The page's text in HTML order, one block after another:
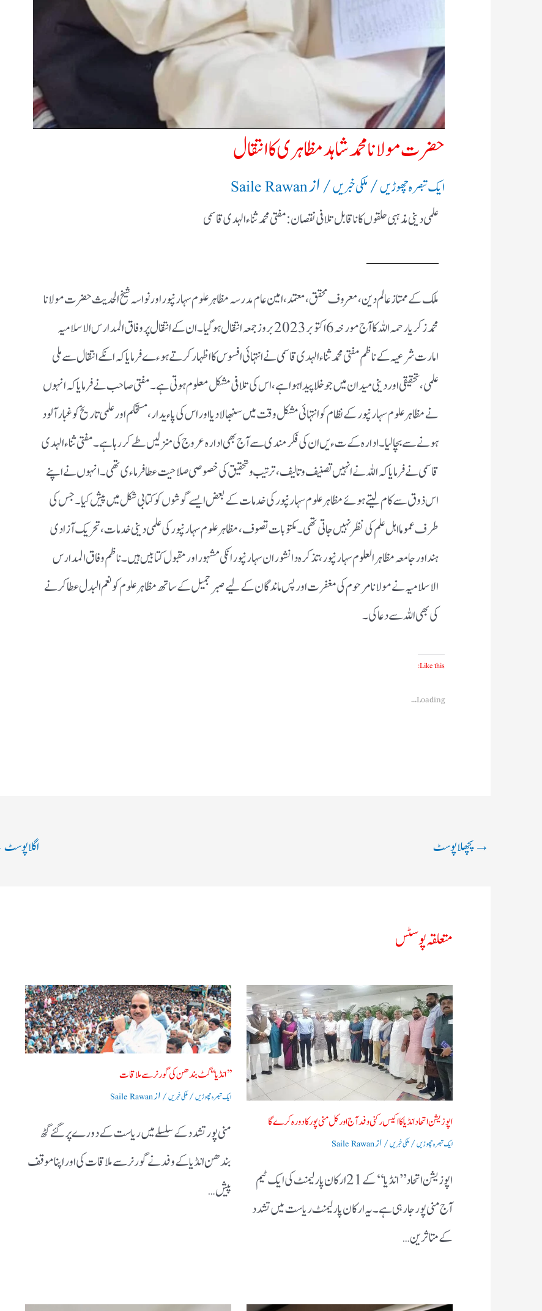
حضرت مولانا محمد شاہد مظاہری کا انتقال
ایک تبصرہ چھوڑیں/ملکی خبریں/ ازSaile Rawan
علمی دینی مذہبی حلقوں کا ناقابل تلافی نقصان:مفتی محمد ثناءالہدی قاسمی
ملک کے ممتاز عالم دین ،معروف محقق، معتمد،امین عام مدرسہ مظاہرعلوم سہارنپور اورنواسہ شیخ الحدیث حضرت مولانا
محمد زکریا رحمہ اللہ کا آج مورخہ 6اکتوبر2023بروز جمعہ انتقال ہو گیا ۔ان کے انتقال پر وفاق المدارس الاسلامیہ
امارت شرعیہ کے ناظم مفتی محمد ثناءالہدی قاسمی نے انتہائی افسوس کا اظہار کر تے ہوءے فرمایا کہ انکے انتقال سے ملی
علمی،تحقیقی اور دینی میدان میں جو خلا پیدا ہوا ہے،اس کی تلافی مشکل معلوم ہوتی ہے ۔مفتی صاحب نے فرمایاکہ انہوں
نے مظاہر علوم سہارنپور کے نظام کو انتہائی مشکل وقت میں سنبھالا دیااور اس کی پاءیدار،مستحکم اور علمی تاریخ کو غبار آلود
ہونے سے بچا لیا ۔ادارہ کے تءیں ان کی فکر مندی سے آج بھی ادارہ عروج کی منزلیں طے کر رہاہے ۔مفتی ثناءالہدی
قاسمی نے فرمایا کہ اللہ نے انہیں تصنیف وتالیف ،ترتیب و تحقیق کی خصوصی صلا حیت عطافر ماءی تھی۔انہوں نے اپنے
اس ذوق سے کام لیتے ہوئے مظاہر علوم سہارنپور کی خدمات کے بعض ایسے گوشوں کو کتابی شکل میں پیش کیا۔جس کی
طرف عموما اہل علم کی نظر نہیں جاتی تھی۔مکتوبات تصوف،مظاہر علوم سہارنپور کی علمی دینی خدمات ،تحریک آزادی
ہند اور جامعہ مظاہر العلوم سہارنپور ،تذکرہ دا نشوران سہارنپور انکی مشہور اور مقبول کتابیں ہیں۔ناظم وفاق المدارس
الاسلامیہ نے مولانا مرحوم کی مغفرت اور پس ماندگان کے لیے صبر جمیل کے ساتھ مظاہر علوم کو نعم البدل عطا کرنے
کی بھی اللہ سے دعا کی۔
Like this:
Loading...
→پچھلا پوسٹ اگلا پوسٹ
متعلقہ پوسٹس
اپوزیشن اتحاد انڈیا کا اکیس رکنی وفد آج اور کل منی پور کا دورہ کرے گا
ایک تبصرہ چھوڑیں/ملکی خبریں/ ازSaile Rawan
اپوزیشن اتحاد ’’ انڈیا‘‘ کے 21 ارکان پارلیمنٹ کی ایک ٹیم
آج منی پور جا رہی ہے۔ یہ ارکان پارلیمنٹ ریاست میں تشدد
کے متاثرین…
’’ انڈیا‘‘ گٹ بندھن کی گورنر سے ملاقات
ایک تبصرہ چھوڑیں/ملکی خبریں/ ازSaile Rawan
منی پور تشدد کے سلسلے میں ریاست کے دورے پر گئے گٹھ
بندھن انڈیا کے وفد نے گورنر سے ملاقات کی اور اپنا موقف
پیش…